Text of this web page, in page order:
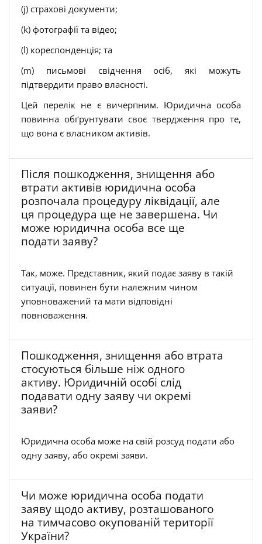
(j) страхові документи;
(k) фотографії та відео;
(l) кореспонденція; та
(m) письмові свідчення осіб, які можуть
підтвердити право власності.
Цей перелік не є вичерпним. Юридична особа
повинна обґрунтувати своє твердження про те,
що вона є власником активів.
Після пошкодження, знищення або
втрати активів юридична особа
розпочала процедуру ліквідації, але
ця процедура ще не завершена. Чи
може юридична особа все ще
подати заяву?
Так, може. Представник, який подає заяву в такій
ситуації, повинен бути належним чином
уповноважений та мати відповідні
повноваження.
Пошкодження, знищення або втрата
стосуються більше ніж одного
активу. Юридичній особі слід
подавати одну заяву чи окремі
заяви?
Юридична особа може на свій розсуд подати або
одну заяву, або окремі заяви.
Чи може юридична особа подати
заяву щодо активу, розташованого
на тимчасово окупованій території
України?